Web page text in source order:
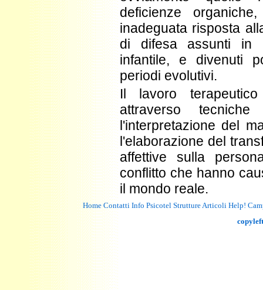
deficienze
inadeguata risposta
di difesa assunti in
infantile, e divenuti
periodi evolutivi.
Il lavoro
attraverso
l'interpretazione del
l'elaborazione del
affettive sulla
conflitto che hanno
il mondo reale.
Home Contatti Info Psicotel StruttureArticoli Help!
copyleft